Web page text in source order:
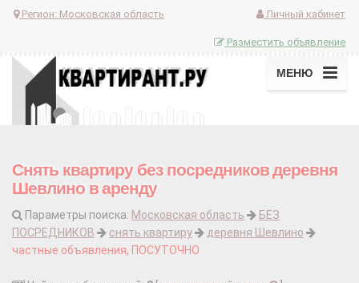
Регион: Московская область Личный кабинет
Разместить объявление
МЕНЮ
Снять квартиру без посредников деревня
Шевлино в аренду
Параметры поиска: Московская область
БЕЗ
ПОСРЕДНИКОВ
снять квартиру
деревня Шевлино
частные объявления, ПОСУТОЧНО